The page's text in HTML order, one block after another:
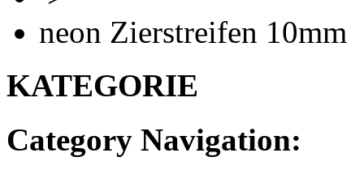
neon Zierstreifen 10mm
KATEGORIE
Category Navigation: